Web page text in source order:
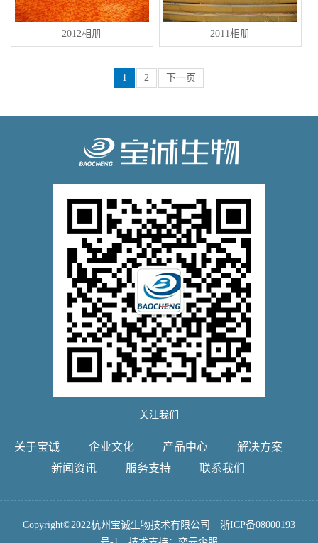
2012相册 2011相册
1 2 下一页
关注我们
关于宝诚 企业文化 产品中心
解决方案
新闻资讯
服务支持 联系我们
Copyright©2022杭州宝诚生物技术有限公司 浙ICP备08000193